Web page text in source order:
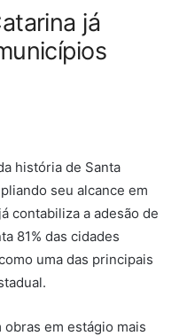
já
história de Santa
seu alcance em
contabiliza a adesão de
81% das cidades
uma das principais
em estágio mais